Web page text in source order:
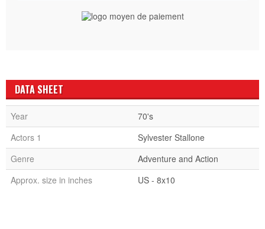
DATA SHEET
Year
70's
Actors 1
Sylvester Stallone
Genre
Adventure and Action
Approx. size in inches
US - 8x10